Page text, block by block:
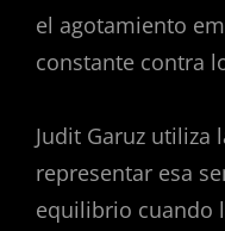
el agotamiento
constante contra
Judit Garuz utiliza
representar esa
equilibrio cuando